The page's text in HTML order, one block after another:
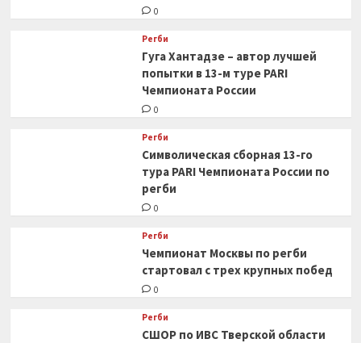
0
Регби
Гуга Хантадзе – автор лучшей
попытки в 13-м туре PARI
Чемпионата России
0
Регби
Символическая сборная 13-го
тура PARI Чемпионата России по
регби
0
Регби
Чемпионат Москвы по регби
стартовал с трех крупных побед
0
Регби
СШОР по ИВС Тверской области